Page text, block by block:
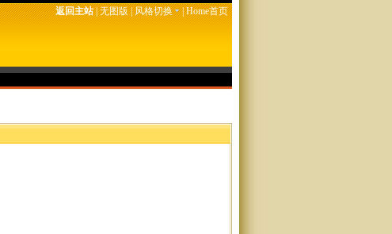
返回主站|无图版|风格切换 |Home首页